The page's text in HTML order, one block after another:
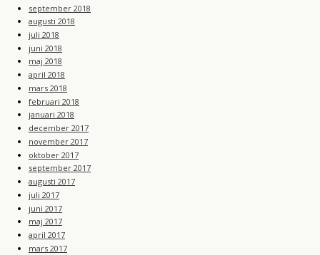
september 2018
augusti 2018
juli 2018
juni 2018
maj 2018
april 2018
mars 2018
februari 2018
januari 2018
december 2017
november 2017
oktober 2017
september 2017
augusti 2017
juli 2017
juni 2017
maj 2017
april 2017
mars 2017